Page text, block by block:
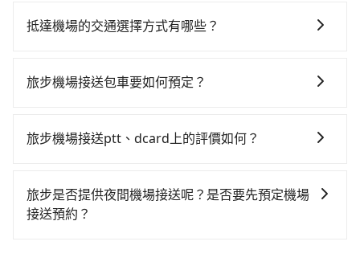
並到府專車接送，則每人平均花費約460元，費時26分
上，現在還不馬上來預約tripool！如果你僅有兩位乘
供最基本的車型，如Toyota Yaris、Prius C、Vios這類
病的就是車況，打開車門才發現仍有上一組乘客遺留的
但上一位用戶卻遲遲尚未歸還，又或者要還車時卻偏偏
便，但實際使用時還是有其區域的限制，實際可停靠的
地點與你的上下車地點仍有段距離，在遇到下雨天或者
560~700元間。雖然桃園機場到八里福朋喜來登酒店的
用約8.5折預約一台專車服務。
前透過官網的線上客服告知，我方會盡力協助重新安排
tripool依舊會改派司機，但就不能保證旅客一出關即有
時間減少而提前落地，可在落地後直接與司機電話聯
抵達機場的交通選擇方式有哪些？
舉一些常見的選擇： 1. 捷運：如果機場附近有捷運或輕
方式。 3. 計程車：計程車通常是到達機場的比較昂貴的
供從市中心或其他地區到機場的固定價格，可以預先知
道價格，避免爭議。 4. 預約機場接送：可以提前預訂服
旅步機場接送包車要如何預定？
或APP進行預定。 步驟如下： 1.輸入上車和下車地點。
訊。 5.完成付款，預定成功後會收到確認信件
旅步機場接送ptt、dcard上的評價如何？
於旅步的價格透明、服務可靠以及司機親切且專業態度
表示滿意。同時也有許多dcard網友推薦旅步是機場接送
旅步是否提供夜間機場接送呢？是否要先預定機場
接送預約？